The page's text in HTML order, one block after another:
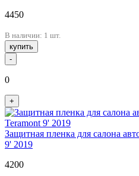
4450
В наличии: 1 шт.
купить
-
0
+
Защитная пленка для салона
9' 2019
4200